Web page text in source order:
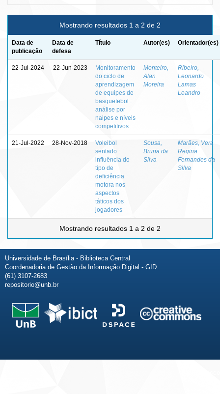
Mostrando resultados 1 a 2 de 2
Data de
publicação
Data de
defesa
Título Autor(es) Orientador(es)
22-Jul-2024 22-Jun-2023
Monitoramento
do ciclo de
aprendizagem
de equipes de
basquetebol :
análise por
naipes e níveis
competitivos
Monteiro,
Alan
Moreira
Ribeiro,
Leonardo
Lamas
Leandro
21-Jul-2022 28-Nov-2018
Voleibol
sentado :
influência do
tipo de
deficiência
motora nos
aspectos
táticos dos
jogadores
Sousa,
Bruna da
Silva
Marães, Vera
Regina
Fernandes da
Silva
Mostrando resultados 1 a 2 de 2
Universidade de Brasília - Biblioteca Central
Coordenadoria de Gestão da Informação Digital - GID
(61) 3107-2683
repositorio@unb.br